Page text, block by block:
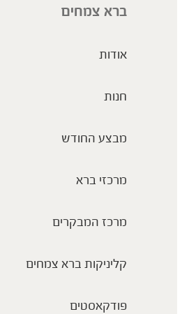
ברא צמחים
אודות
חנות
מבצע החודש
מרכזי ברא
מרכז המבקרים
קליניקות ברא צמחים
פודקאסטים